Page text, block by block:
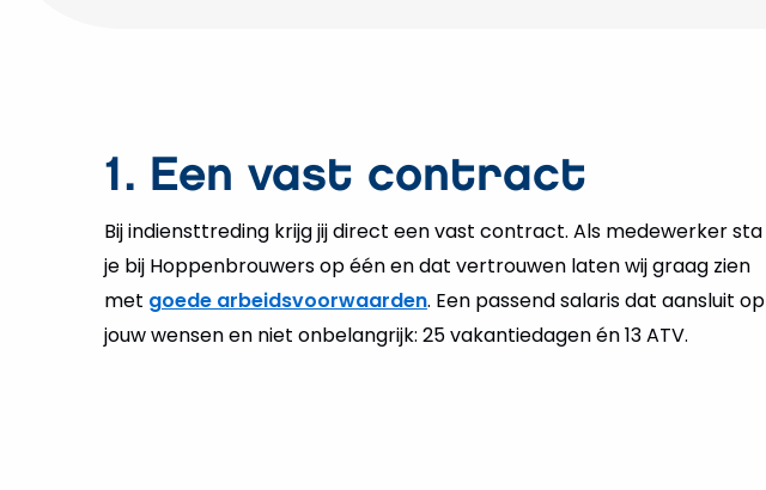
1. Een vast contract
Bij indiensttreding krijg jij direct een vast contract. Als medewerker sta
je bij Hoppenbrouwers op één en dat vertrouwen laten wij graag zien
met goede arbeidsvoorwaarden. Een passend salaris dat aansluit op
jouw wensen en niet onbelangrijk: 25 vakantiedagen én 13 ATV.